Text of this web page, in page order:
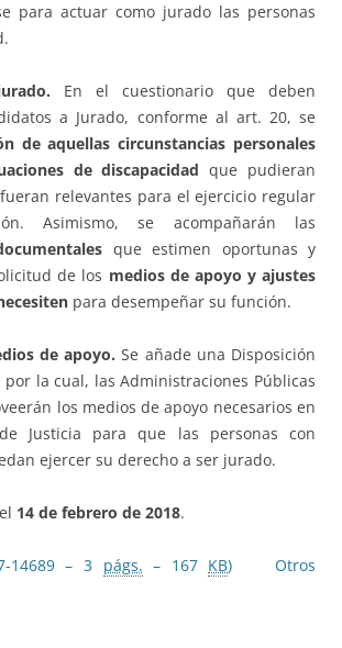
para actuar como jurado las personas
En el cuestionario que deben
a Jurado, conforme al art. 20, se
de aquellas circunstancias personales
de discapacidad que pudieran
relevantes para el ejercicio regular
Asimismo, se acompañarán las
que estimen oportunas y
de los medios de apoyo y ajustes
para desempeñar su función.
de apoyo.Se añade una Disposición
la cual, las Administraciones Públicas
los medios de apoyo necesarios en
Justicia para que las personas con
ejercer su derecho a ser jurado.
14 de febrero de 2018.
14689 – 3 págs. – 167 KB)
Otros